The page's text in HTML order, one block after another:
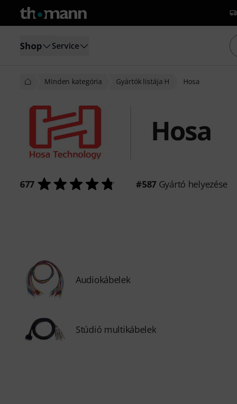
Shop Service
Minden kategória Gyártók listája H Hosa
Hosa
677 #587Gyártó helyezése
Audiokábelek
Stúdió multikábelek